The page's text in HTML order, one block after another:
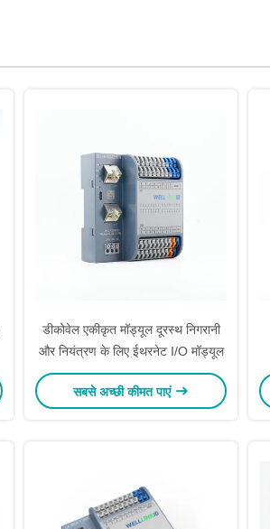
डीकोवेल एकीकृत मॉड्यूल दूरस्थ निगरानी
और नियंत्रण के लिए ईथरनेट I/O मॉड्यूल
सबसे अच्छी कीमत पाएं